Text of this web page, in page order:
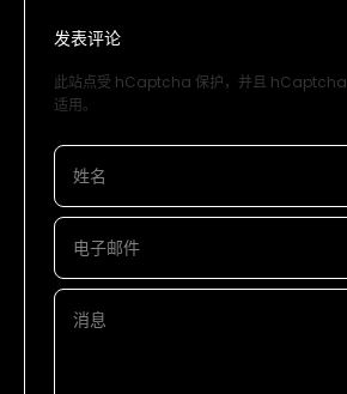
发表评论
此站点受 hCaptcha 保护，并且 hCaptcha
适用。
姓名
电子邮件
消息